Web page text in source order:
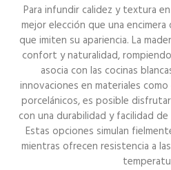
Para infundir calidez y textura
mejor elección que una
que imiten su apariencia. La
confort y naturalidad,
asocia con las cocinas
innovaciones en materiales
porcelánicos, es posible
con una durabilidad y facilidad
Estas opciones simulan
mientras ofrecen resistencia a